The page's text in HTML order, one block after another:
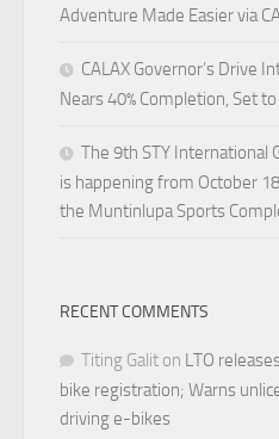
Adventure Made Easier via
CALAX Governor’s Drive
Nears 40% Completion, Set
The 9th STY International
is happening from October
the Muntinlupa Sports
RECENT COMMENTS
Titing Galit on LTO
bike registration; Warns
driving e-bikes